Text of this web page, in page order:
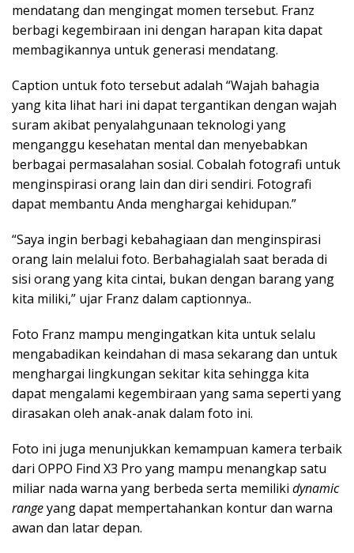
mendatang dan mengingat momen tersebut. Franz
berbagi kegembiraan ini dengan harapan kita dapat
membagikannya untuk generasi mendatang.
Caption untuk foto tersebut adalah “Wajah bahagia
yang kita lihat hari ini dapat tergantikan dengan wajah
suram akibat penyalahgunaan teknologi yang
menganggu kesehatan mental dan menyebabkan
berbagai permasalahan sosial. Cobalah fotografi untuk
menginspirasi orang lain dan diri sendiri. Fotografi
dapat membantu Anda menghargai kehidupan.”
“Saya ingin berbagi kebahagiaan dan menginspirasi
orang lain melalui foto. Berbahagialah saat berada di
sisi orang yang kita cintai, bukan dengan barang yang
kita miliki,” ujar Franz dalam captionnya..
Foto Franz mampu mengingatkan kita untuk selalu
mengabadikan keindahan di masa sekarang dan untuk
menghargai lingkungan sekitar kita sehingga kita
dapat mengalami kegembiraan yang sama seperti yang
dirasakan oleh anak-anak dalam foto ini.
Foto ini juga menunjukkan kemampuan kamera terbaik
dari OPPO Find X3 Pro yang mampu menangkap satu
miliar nada warna yang berbeda serta memiliki dynamic
rangeyang dapat mempertahankan kontur dan warna
awan dan latar depan.